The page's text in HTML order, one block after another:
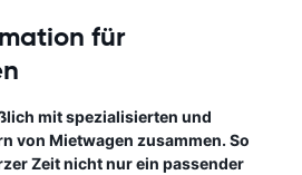
für
mit spezialisierten und
von Mietwagen zusammen. So
Zeit nicht nur ein passender